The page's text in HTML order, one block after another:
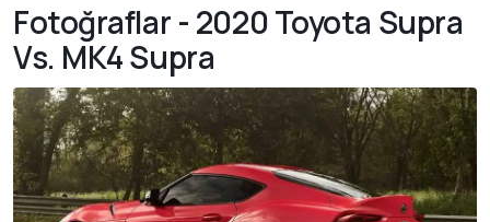
Fotoğraflar - 2020 Toyota Supra
Vs. MK4 Supra